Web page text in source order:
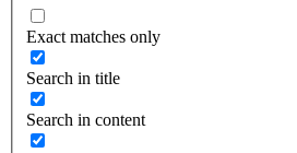
Exact matches only
Search in title
Search in content